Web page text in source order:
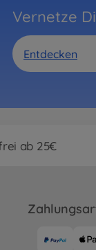
Vernetze
Entdecken
ab 25€